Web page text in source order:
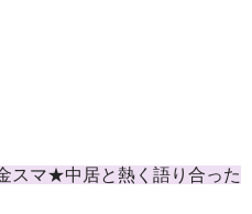
スマ★中居と熱く語り合った